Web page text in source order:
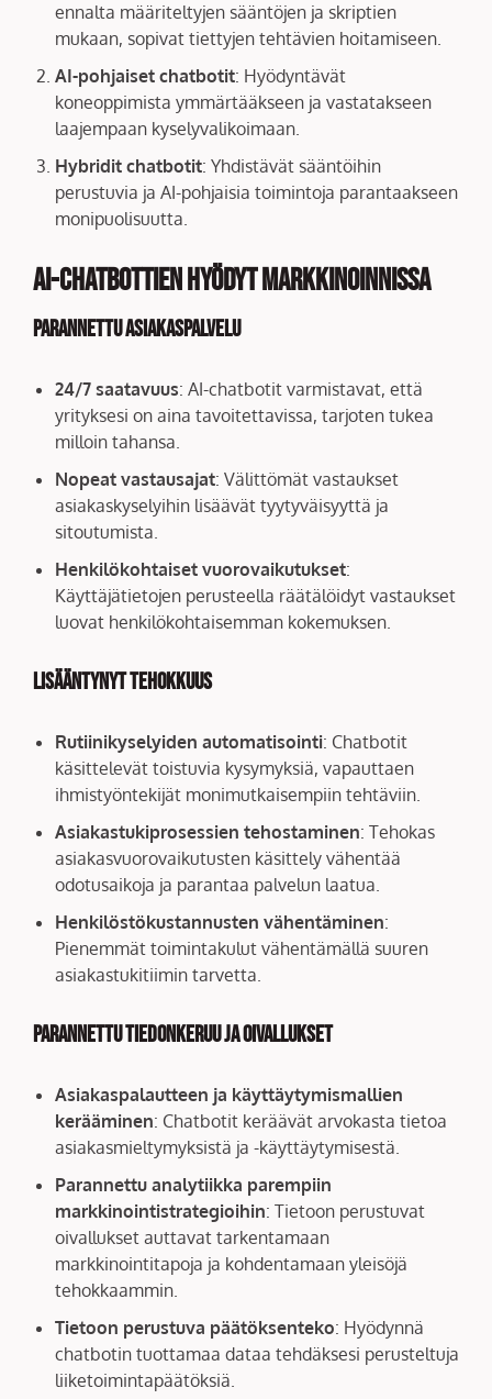
ennalta määriteltyjen sääntöjen ja skriptien
mukaan, sopivat tiettyjen tehtävien hoitamiseen.
AI-pohjaiset chatbotit: Hyödyntävät
koneoppimista ymmärtääkseen ja vastatakseen
laajempaan kyselyvalikoimaan.
Hybridit chatbotit: Yhdistävät sääntöihin
perustuvia ja AI-pohjaisia toimintoja parantaakseen
monipuolisuutta.
AI-chatbottien hyödyt markkinoinnissa
Parannettu asiakaspalvelu
24/7 saatavuus: AI-chatbotit varmistavat, että
yrityksesi on aina tavoitettavissa, tarjoten tukea
milloin tahansa.
Nopeat vastausajat: Välittömät vastaukset
asiakaskyselyihin lisäävät tyytyväisyyttä ja
sitoutumista.
Henkilökohtaiset vuorovaikutukset:
Käyttäjätietojen perusteella räätälöidyt vastaukset
luovat henkilökohtaisemman kokemuksen.
Lisääntynyt tehokkuus
Rutiinikyselyiden automatisointi: Chatbotit
käsittelevät toistuvia kysymyksiä, vapauttaen
ihmistyöntekijät monimutkaisempiin tehtäviin.
Asiakastukiprosessien tehostaminen: Tehokas
asiakasvuorovaikutusten käsittely vähentää
odotusaikoja ja parantaa palvelun laatua.
Henkilöstökustannusten vähentäminen:
Pienemmät toimintakulut vähentämällä suuren
asiakastukitiimin tarvetta.
Parannettu tiedonkeruu ja oivallukset
Asiakaspalautteen ja käyttäytymismallien
kerääminen: Chatbotit keräävät arvokasta tietoa
asiakasmieltymyksistä ja -käyttäytymisestä.
Parannettu analytiikka parempiin
markkinointistrategioihin: Tietoon perustuvat
oivallukset auttavat tarkentamaan
markkinointitapoja ja kohdentamaan yleisöjä
tehokkaammin.
Tietoon perustuva päätöksenteko: Hyödynnä
chatbotin tuottamaa dataa tehdäksesi perusteltuja
liiketoimintapäätöksiä.